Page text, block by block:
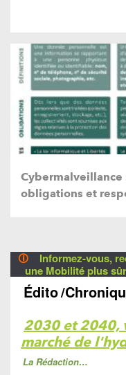
Cybermalveillance
obligations et
🛈
Informez-vous,
une Mobilité plus
Édito/
2030 et 2040,
marché de
La Rédaction…